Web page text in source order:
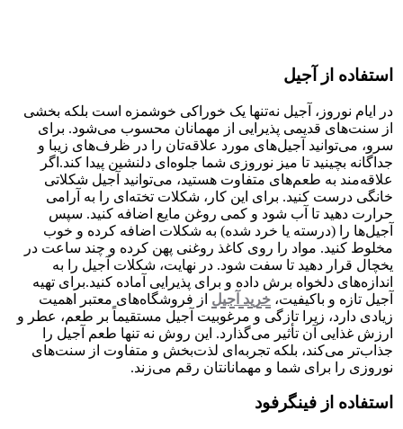
استفاده از آجیل
در ایام نوروز، آجیل نه‌تنها یک خوراکی خوشمزه است بلکه بخشی
از سنت‌های قدیمی پذیرایی از مهمانان محسوب می‌شود. برای
سرو، می‌توانید آجیل‌های مورد علاقه‌تان را در ظرف‌های زیبا و
جداگانه بچینید تا میز نوروزی شما جلوه‌ای دلنشین پیدا کند.اگر
علاقه‌مند به طعم‌های متفاوت هستید، می‌توانید آجیل شکلاتی
خانگی درست کنید. برای این کار، شکلات تخته‌ای را به آرامی
حرارت دهید تا آب شود و کمی روغن مایع اضافه کنید. سپس
آجیل‌ها را (درسته یا خرد شده) به شکلات اضافه کرده و خوب
مخلوط کنید. مواد را روی کاغذ روغنی پهن کرده و چند ساعت در
یخچال قرار دهید تا سفت شود. در نهایت، شکلات آجیل را به
اندازه‌های دلخواه برش داده و برای پذیرایی آماده کنید.برای تهیه
آجیل تازه و باکیفیت، خرید آجیل از فروشگاه‌های معتبر اهمیت
زیادی دارد، زیرا تازگی و مرغوبیت آجیل مستقیماً بر طعم، عطر و
ارزش غذایی آن تأثیر می‌گذارد. این روش نه تنها طعم آجیل را
جذاب‌تر می‌کند، بلکه تجربه‌ای لذت‌بخش و متفاوت از سنت‌های
نوروزی را برای شما و مهمانانتان رقم می‌زند.
استفاده از فینگرفود